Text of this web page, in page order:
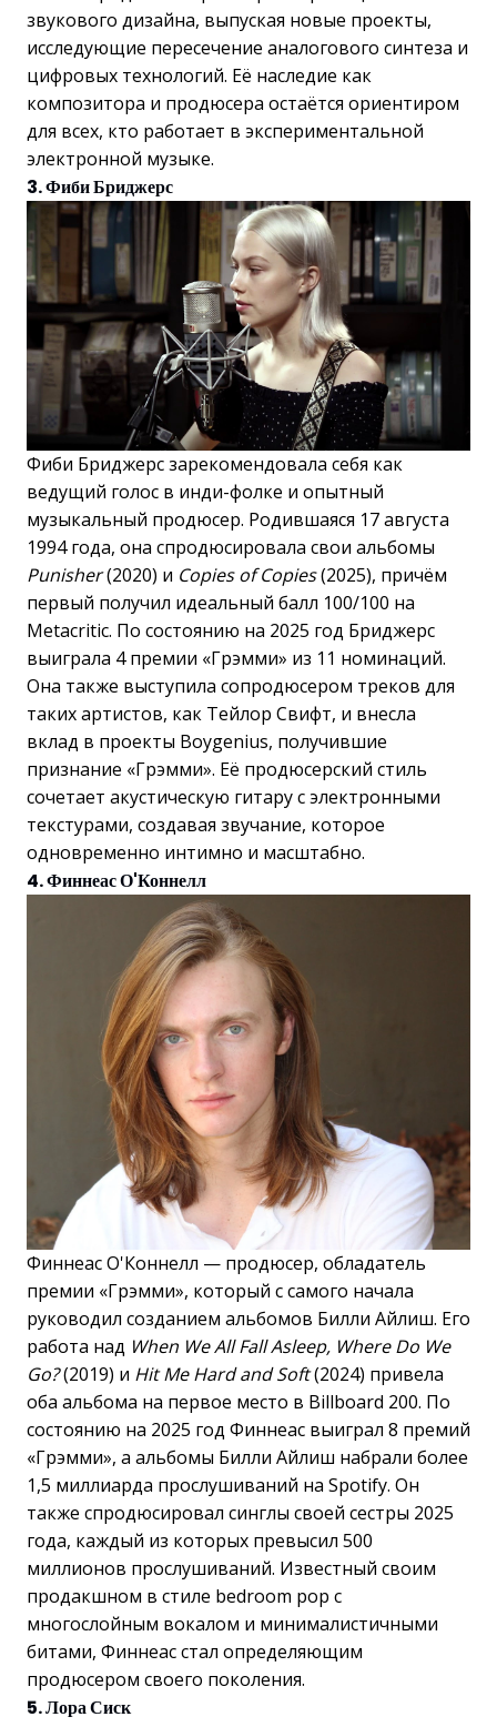
звукового дизайна, выпуская новые проекты,
исследующие пересечение аналогового синтеза и
цифровых технологий. Её наследие как
композитора и продюсера остаётся ориентиром
для всех, кто работает в экспериментальной
электронной музыке.
3. Фиби Бриджерс
Фиби Бриджерс зарекомендовала себя как
ведущий голос в инди-фолке и опытный
музыкальный продюсер. Родившаяся 17 августа
1994 года, она спродюсировала свои альбомы
Punisher(2020) и Copies of Copies(2025), причём
первый получил идеальный балл 100/100 на
Metacritic. По состоянию на 2025 год Бриджерс
выиграла 4 премии «Грэмми» из 11 номинаций.
Она также выступила сопродюсером треков для
таких артистов, как Тейлор Свифт, и внесла
вклад в проекты Boygenius, получившие
признание «Грэмми». Её продюсерский стиль
сочетает акустическую гитару с электронными
текстурами, создавая звучание, которое
одновременно интимно и масштабно.
4. Финнеас О'Коннелл
Финнеас О'Коннелл — продюсер, обладатель
премии «Грэмми», который с самого начала
руководил созданием альбомов Билли Айлиш. Его
работа над When We All Fall Asleep, Where Do We
Go?(2019) и Hit Me Hard and Soft(2024) привела
оба альбома на первое место в Billboard 200. По
состоянию на 2025 год Финнеас выиграл 8 премий
«Грэмми», а альбомы Билли Айлиш набрали более
1,5 миллиарда прослушиваний на Spotify. Он
также спродюсировал синглы своей сестры 2025
года, каждый из которых превысил 500
миллионов прослушиваний. Известный своим
продакшном в стиле bedroom pop с
многослойным вокалом и минималистичными
битами, Финнеас стал определяющим
продюсером своего поколения.
5. Лора Сиск